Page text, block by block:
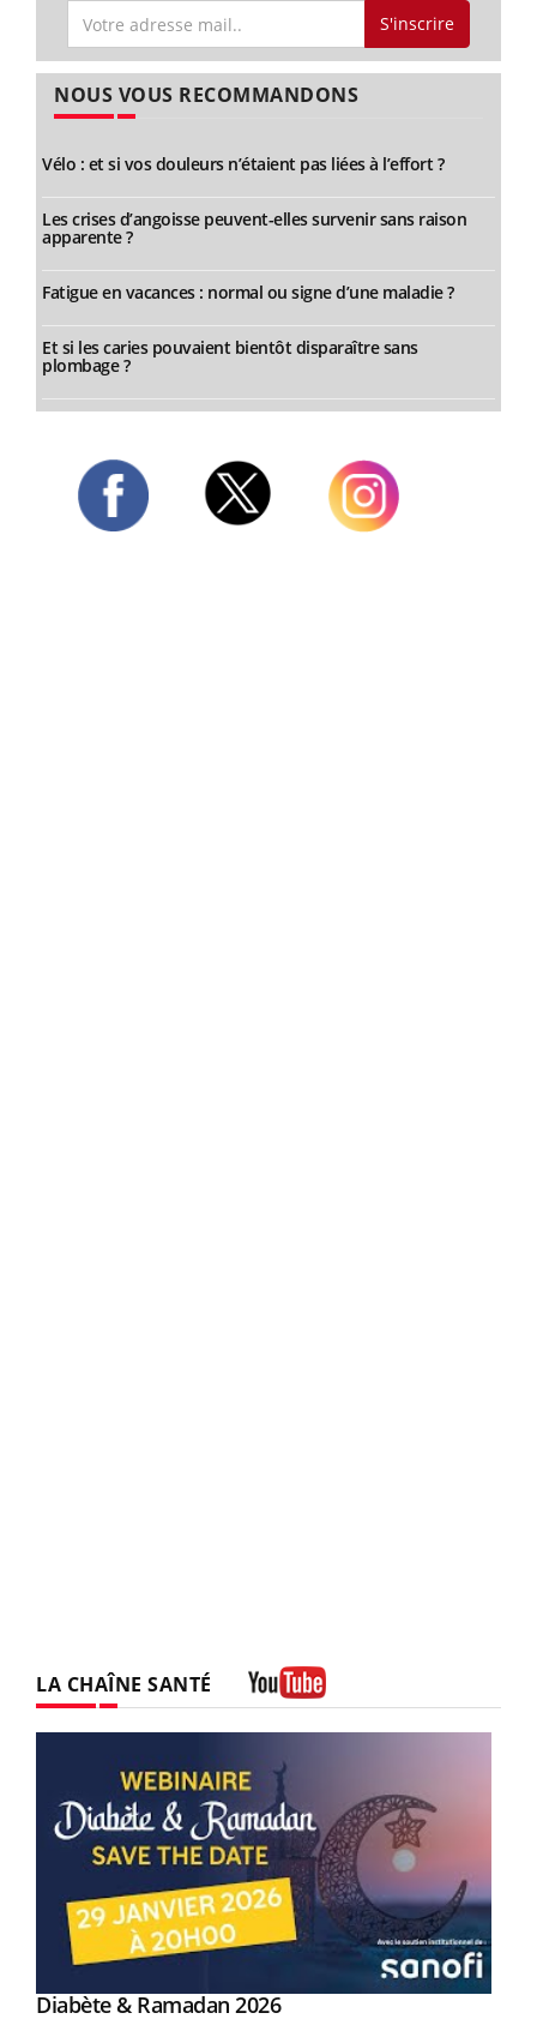
S'inscrire
NOUS VOUS RECOMMANDONS
Vélo : et si vos douleurs n’étaient pas liées à l’effort ?
Les crises d’angoisse peuvent-elles survenir sans raison
apparente ?
Fatigue en vacances : normal ou signe d’une maladie ?
Et si les caries pouvaient bientôt disparaître sans
plombage ?
LA CHAÎNE SANTÉ
Youtube
Diabète & Ramadan 2026Youtube